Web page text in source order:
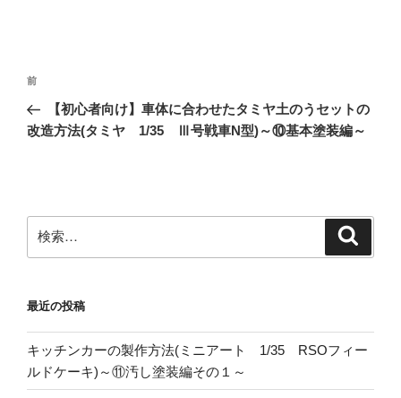
投
ナ
シ
ョ
前
の
投
前
【初心者向け】車体に合わせたタミヤ土のうセットの
改造方法(タミヤ 1/35 Ⅲ号戦車N型)～⑩基本塗装編～
索:
最近の投稿
キッチンカーの製作方法(ミニアート 1/35 RSOフィー
ルドケーキ)～⑪汚し塗装編その１～